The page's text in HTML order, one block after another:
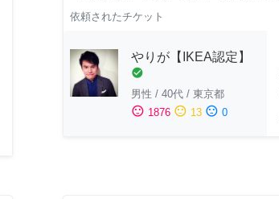
依頼されたチケット
やりが【IKEA認定】
check_circle
男性 / 40代 / 東京都
sentiment_satisfied 1876 sentiment_neutral 13 sentiment_dissatisfied 0